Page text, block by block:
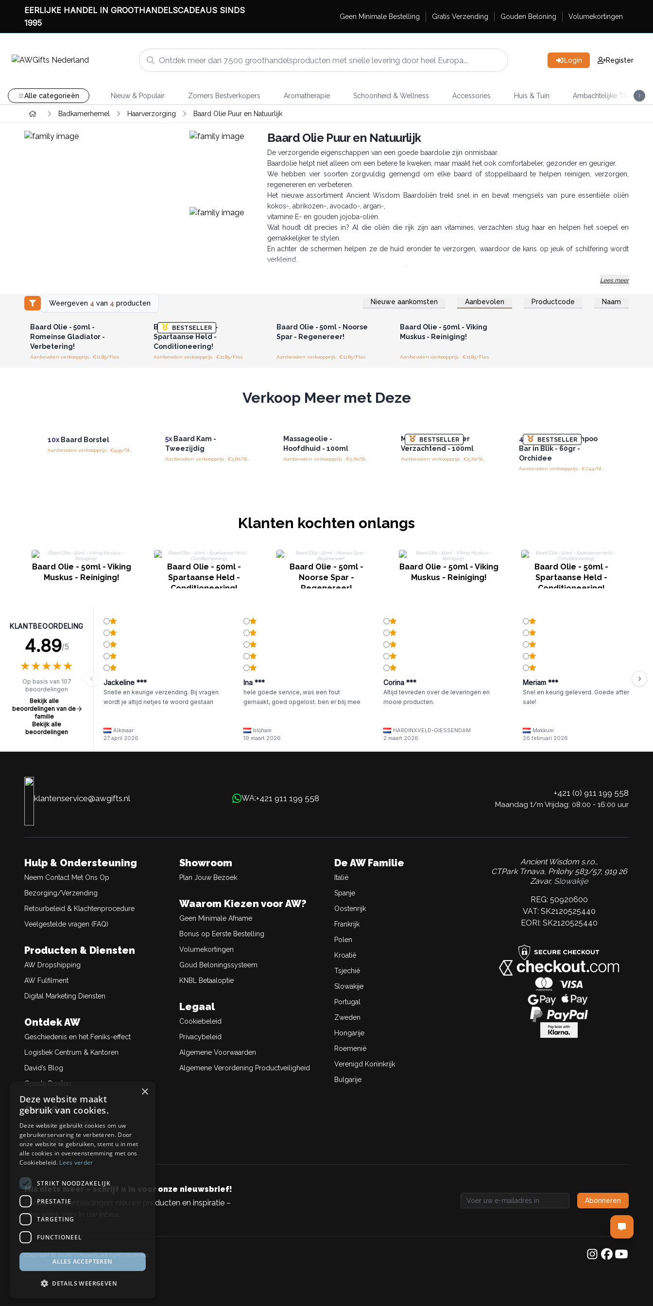
EERLIJKE HANDEL IN GROOTHANDELSCADEAUS SINDS
1995
Geen Minimale Bestelling Gratis Verzending Gouden Beloning Volumekortingen
Login Register
Alle categorieën Nieuw & Populair Zomers Bestverkopers Aromatherapie Schoonheid & Wellness Accessories Huis & Tuin Ambachtelijke Thee
Badkamerhemel Haarverzorging Baard Olie Puur en Natuurlijk
Baard Olie Puur en Natuurlijk
De verzorgende eigenschappen van een goede baardolie zijn onmisbaar.
Baardolie helpt niet alleen om een betere te kweken, maar maakt het ook comfortabeler, gezonder en geuriger.
We hebben vier soorten zorgvuldig gemengd om elke baard of stoppelbaard te helpen reinigen, verzorgen,
regenereren en verbeteren.
Het nieuwe assortiment Ancient Wisdom Baardoliën trekt snel in en bevat mengsels van pure essentiële oliën
kokos-, abrikozen-, avocado-, argan-,
vitamine E- en gouden jojoba-oliën.
Wat houdt dit precies in? Al die oliën die rijk zijn aan vitamines, verzachten stug haar en helpen het soepel en
gemakkelijker te stylen.
En achter de schermen helpen ze de huid eronder te verzorgen, waardoor de kans op jeuk of schilfering wordt
verkleind.
Wees gerust, de baarden van uw klanten zullen u dankbaar zijn.
Lees meer
Weergeven 4 van 4 producten Nieuwe aankomsten Aanbevolen Productcode Naam
Log in of registreer u voor
groothandelsprijzen.
Baard Olie - 50ml -
Romeinse Gladiator -
Verbetering!
Aanbevolen verkoopprijs : €11.85/Fles
BESTSELLER
Baard Olie - 50ml -
Spartaanse Held -
Conditioneering!
Aanbevolen verkoopprijs : €11.85/Fles
Baard Olie - 50ml - Noorse
Spar - Regenereer!
Aanbevolen verkoopprijs : €11.85/Fles
Log in of registreer u voor
groothandelsprijzen.
Baard Olie - 50ml - Viking
Muskus - Reiniging!
Aanbevolen verkoopprijs : €11.85/Fles
Verkoop Meer met Deze
10x Baard Borstel 5x Baard Kam -
Tweezijdig
Massageolie -
Hoofdhuid - 100ml
BESTSELLER
Massageolie - Spier
Verzachtend - 100ml
BESTSELLER
4x Wild Hare Shampoo
Bar in Blik - 60gr -
Orchidee
Klanten kochten onlangs
Baard Olie - 50ml - Viking
Muskus - Reiniging!
Baard Olie - 50ml -
Spartaanse Held -
Conditioneering!
Baard Olie - 50ml -
Noorse Spar -
Regenereer!
Baard Olie - 50ml - Viking
Muskus - Reiniging!
Baard Olie - 50ml -
Spartaanse Held -
Conditioneering!
KLANTBEOORDELING
4.89/5
★★★★★
★★★★★
Op basis van 107
beoordelingen
Bekijk alle
beoordelingen van de
familie
Bekijk alle
beoordelingen
Jackeline ***
Snelle en keurige verzending. Bij vragen
wordt je altijd netjes te woord gestaan
Alkmaar
27 april 2026
Ina ***
hele goede service, was een fout
gemaakt, goed opgelost. ben er blij mee
blijham
19 maart 2026
Corina ***
Altijd tevreden over de leveringen en
mooie producten.
HARDINXVELD-GIESSENDAM
2 maart 2026
Meriam ***
Snel en keurig geleverd. Goede after
sale!
Makkum
26 februari 2026
klantenservice@awgifts.nl WA:+421 911 199 558
+421 (0) 911 199 558
Maandag t/m Vrijdag: 08:00 - 16:00 uur
Hulp & Ondersteuning
Neem Contact Met Ons Op
Bezorging/Verzending
Retourbeleid & Klachtenprocedure
Veelgestelde vragen (FAQ)
Producten & Diensten
AW Dropshipping
AW Fulfilment
Digital Marketing Diensten
Ontdek AW
Geschiedenis en het Feniks-effect
Logistiek Centrum & Kantoren
David’s Blog
Goede Doelen
Over Ons
De oorsprong van AW
Showroom
Plan Jouw Bezoek
Waarom Kiezen voor AW?
Geen Minimale Afname
Bonus op Eerste Bestelling
Volumekortingen
Goud Beloningssysteem
KNBL Betaaloptie
Legaal
Cookiebeleid
Privacybeleid
Algemene Voorwaarden
Algemene Verordening Productveiligheid
De AW Familie
Italië
Spanje
Oostenrijk
Frankrijk
Polen
Kroatië
Tsjechië
Slowakije
Portugal
Zweden
Hongarije
Roemenië
Verenigd Koninkrijk
Bulgarije
Ancient Wisdom s.r.o.,
CTPark Trnava, Prílohy 583/57, 919 26
Zavar, Slowakije
REG: 50920600
VAT: SK2120525440
EORI: SK2120525440
Mis niets meer – schrijf u in voor onze nieuwsbrief!
Exclusieve aanbiedingen, nieuwe producten en inspiratie –
elke week vers in uw inbox.
Email address
Abonneren
Copyright © 2026 Company, All rights reserved.
×
Deze website maakt
gebruik van cookies.
Deze website gebruikt cookies om uw
gebruikerservaring te verbeteren. Door
onze website te gebruiken, stemt u in met
alle cookies in overeenstemming met ons
Cookiebeleid. Lees verder
STRIKT NOODZAKELIJK
PRESTATIE
TARGETING
FUNCTIONEEL
ALLES ACCEPTEREN
DETAILS WEERGEVEN